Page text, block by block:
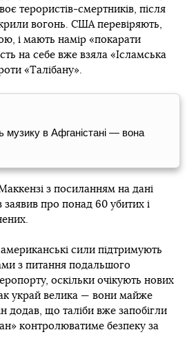
терористів-смертників, після
вогонь. США перевіряють,
і мають намір «покарати
на себе вже взяла «Ісламська
«Талібану».
музику в Афганістані — вона
з посиланням на дані
заявив про понад 60 убитих і
сили підтримують
з питання подальшого
оскільки очікують нових
украй велика — вони майже
додав, що таліби вже запобігли
контролюватиме безпеку за